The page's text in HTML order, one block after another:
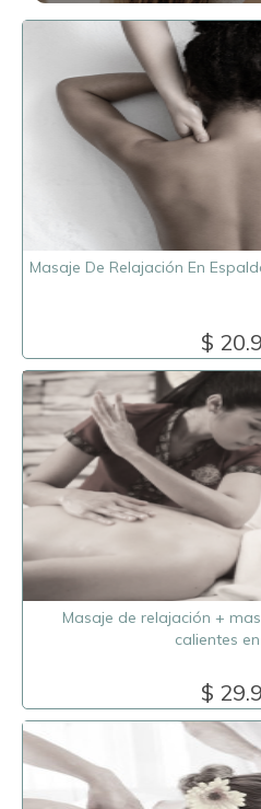
Masaje De Relajación En
$
Masaje de relajación +
calientes
$